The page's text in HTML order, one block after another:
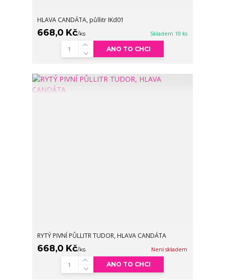
HLAVA CANDÁTA, půllitr IKd01
668,0 Kč/ks Skladem 10 ks
ANO TO CHCI
RYTÝ PIVNÍ PŮLLITR TUDOR, HLAVA CANDÁTA
668,0 Kč/ks Není skladem
ANO TO CHCI